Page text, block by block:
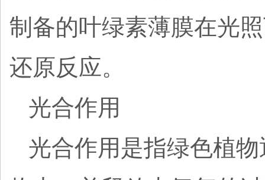
制备的叶绿素薄膜在光
还原反应。
光合作用
光合作用是指绿色植